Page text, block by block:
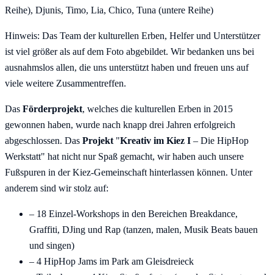
Reihe), Djunis, Timo, Lia, Chico, Tuna (untere Reihe)
Hinweis: Das Team der kulturellen Erben, Helfer und Unterstützer
ist viel größer als auf dem Foto abgebildet. Wir bedanken uns bei
ausnahmslos allen, die uns unterstützt haben und freuen uns auf
viele weitere Zusammentreffen.
Das Förderprojekt, welches die kulturellen Erben in 2015
gewonnen haben, wurde nach knapp drei Jahren erfolgreich
abgeschlossen. Das Projekt "Kreativ im Kiez I – Die HipHop
Werkstatt" hat nicht nur Spaß gemacht, wir haben auch unsere
Fußspuren in der Kiez-Gemeinschaft hinterlassen können. Unter
anderem sind wir stolz auf:
– 18 Einzel-Workshops in den Bereichen Breakdance,
Graffiti, DJing und Rap (tanzen, malen, Musik Beats bauen
und singen)
– 4 HipHop Jams im Park am Gleisdreieck